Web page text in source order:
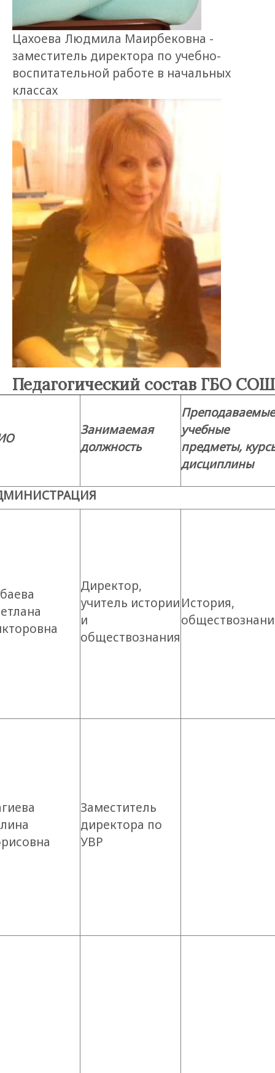
Цахоева Людмила Маирбековна -
заместитель директора по учебно-
воспитательной работе в начальных
классах
Педагогический состав ГБО
Занимаемая
должность
Преподаваемые
учебные
предметы,
дисциплины
Директор,
учитель истории
и
обществознания
История,
Заместитель
директора по
УВР